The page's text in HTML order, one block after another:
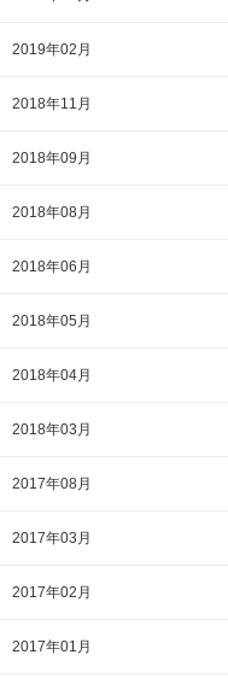
2019年02月
2018年11月
2018年09月
2018年08月
2018年06月
2018年05月
2018年04月
2018年03月
2017年08月
2017年03月
2017年02月
2017年01月